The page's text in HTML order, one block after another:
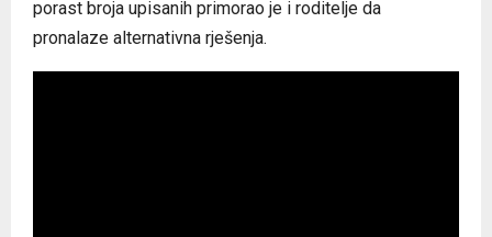
porast broja upisanih primorao je i roditelje da
pronalaze alternativna rješenja.